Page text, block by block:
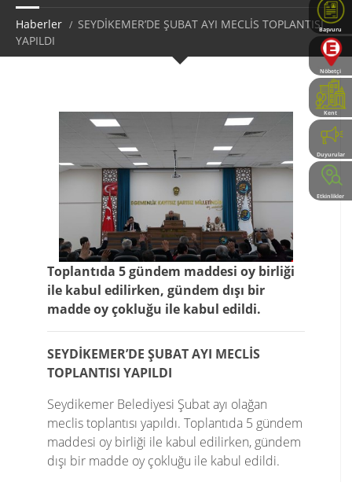
Başvuru
Rehberi
Nöbetçi
Eczaneler
Kent
Rehberi
Duyurular
Etkinlikler
Haberler
SEYDİKEMER’DE ŞUBAT AYI MECLİS TOPLANTISI
YAPILDI
Toplantıda 5 gündem maddesi oy birliği
ile kabul edilirken, gündem dışı bir
madde oy çokluğu ile kabul edildi.
SEYDİKEMER’DE ŞUBAT AYI MECLİS
TOPLANTISI YAPILDI
Seydikemer Belediyesi Şubat ayı olağan
meclis toplantısı yapıldı. Toplantıda 5 gündem
maddesi oy birliği ile kabul edilirken, gündem
dışı bir madde oy çokluğu ile kabul edildi.